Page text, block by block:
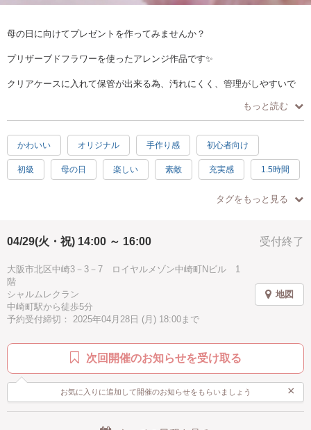
母の日に向けてプレゼントを作ってみませんか？
プリザーブドフラワーを使ったアレンジ作品です✨
クリアケースに入れて保管が出来る為、汚れにくく、管理がしやすいで
ご自身用のプレゼントにもおすすめです(^^)
もっと読む
かわいい オリジナル 手作り感 初心者向け
初級 母の日 楽しい 素敵 充実感 1.5時間
男性歓迎
イェロー パープル ブルー
手ぶらOK
タグをもっと見る
受付終了
04/29(火・祝) 14:00 ～ 16:00
大阪市北区中崎3－3－7 ロイヤルメゾン中崎町Nビル 1
階
シャルムレクラン
中崎町駅から徒歩5分
予約受付締切： 2025年04月28日 (月) 18:00まで
地図
次回開催のお知らせを受け取る
お気に入りに追加して開催のお知らせをもらいましょう ×